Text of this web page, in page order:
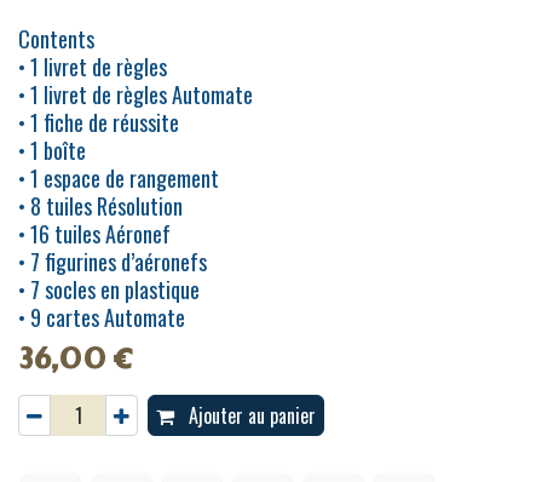
Contents
• 1 livret de règles
• 1 livret de règles Automate
• 1 fiche de réussite
• 1 boîte
• 1 espace de rangement
• 8 tuiles Résolution
• 16 tuiles Aéronef
• 7 figurines d’aéronefs
• 7 socles en plastique
• 9 cartes Automate
36,00€
Ajouter au panier